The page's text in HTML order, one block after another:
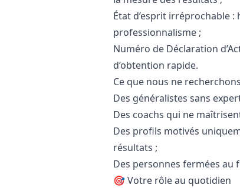
État d’esprit irréprochable
professionnalisme ;
Numéro de Déclaration
d’obtention rapide.
Ce que nous ne
Des généralistes sans
Des coachs qui ne
Des profils motivés
résultats ;
Des personnes fermées au
🎯 Votre rôle au quotidien